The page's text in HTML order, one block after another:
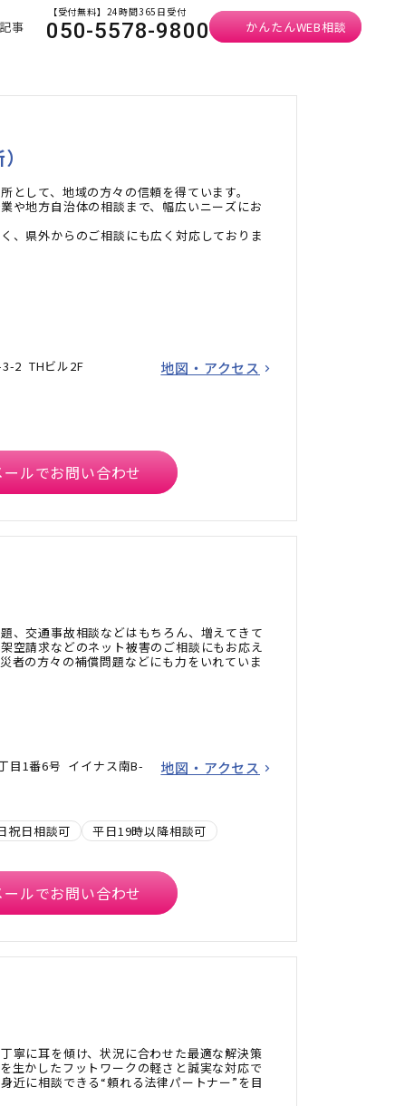
事
【受付無料】24時間365日受付
050-5578-9800 かんたんWEB相談
として、地域の方々の信頼を得ています。
や地方自治体の相談まで、幅広いニーズにお
、県外からのご相談にも広く対応しておりま
2 THビル2F 地図・アクセス
ールでお問い合わせ
、交通事故相談などはもちろん、増えてきて
空請求などのネット被害のご相談にもお応え
者の方々の補償問題などにも力をいれていま
目1番6号 イイナス南B-
地図・アクセス
祝日相談可 平日19時以降相談可
ールでお問い合わせ
寧に耳を傾け、状況に合わせた最適な解決策
生かしたフットワークの軽さと誠実な対応で
近に相談できる“頼れる法律パートナー”を目